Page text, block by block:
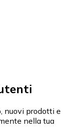
nuovi prodotti e
nella tua